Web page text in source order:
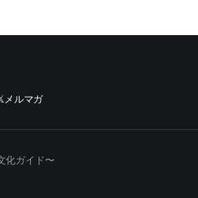
メルマガ
化ガイド〜